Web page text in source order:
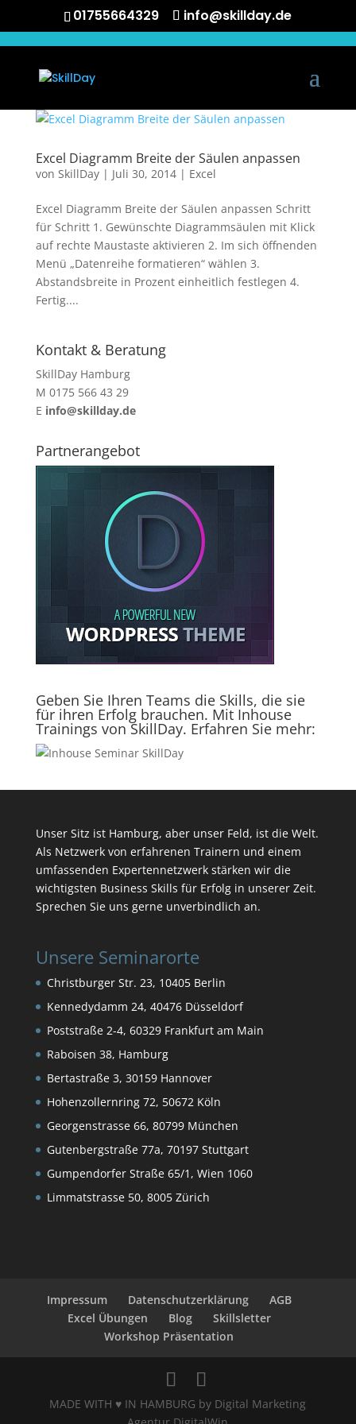
01755664329 info@skillday.de
Excel Diagramm Breite der Säulen anpassen
von SkillDay| Juli 30, 2014| Excel
Excel Diagramm Breite der Säulen anpassen Schritt
für Schritt 1. Gewünschte Diagrammsäulen mit Klick
auf rechte Maustaste aktivieren 2. Im sich öffnenden
Menü „Datenreihe formatieren“ wählen 3.
Abstandsbreite in Prozent einheitlich festlegen 4.
Fertig....
Kontakt & Beratung
SkillDay Hamburg
M 0175 566 43 29
E info@skillday.de
Partnerangebot
Geben Sie Ihren Teams die Skills, die sie
für ihren Erfolg brauchen. Mit Inhouse
Trainings von SkillDay. Erfahren Sie mehr:
Unser Sitz ist Hamburg, aber unser Feld, ist die Welt.
Als Netzwerk von erfahrenen Trainern und einem
umfassenden Expertennetzwerk stärken wir die
wichtigsten Business Skills für Erfolg in unserer Zeit.
Sprechen Sie uns gerne unverbindlich an.
Unsere Seminarorte
Christburger Str. 23, 10405 Berlin
Kennedydamm 24, 40476 Düsseldorf
Poststraße 2-4, 60329 Frankfurt am Main
Raboisen 38, Hamburg
Bertastraße 3, 30159 Hannover
Hohenzollernring 72, 50672 Köln
Georgenstrasse 66, 80799 München
Gutenbergstraße 77a, 70197 Stuttgart
Gumpendorfer Straße 65/1, Wien 1060
Limmatstrasse 50, 8005 Zürich
Impressum Datenschutzerklärung
AGB
Excel Übungen
Blog
Skillsletter
Workshop Präsentation
MADE WITH ♥ IN HAMBURG by Digital Marketing